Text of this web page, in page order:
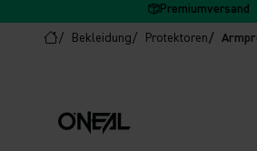
Premiumversand
Bekleidung
Protektoren